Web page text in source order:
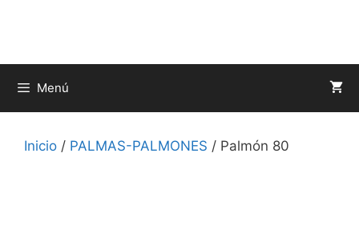
Menú
Inicio / PALMAS-PALMONES / Palmón 80